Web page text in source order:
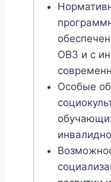
ОВЗ и с
Особые